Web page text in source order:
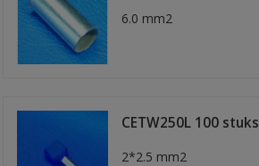
6.0 mm2
CETW250L 100 stuks
2*2.5 mm2